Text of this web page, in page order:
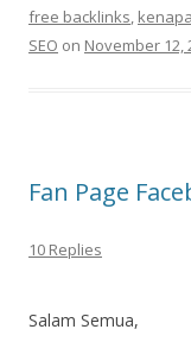
free backlinks,
SEO on November 12,
Fan Page
10 Replies
Salam Semua,